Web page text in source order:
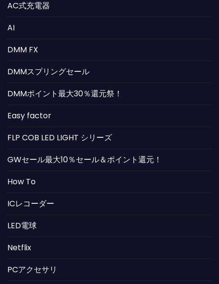
AC式充電器
AI
DMM FX
DMMスプリングセール
DMMポイント最大30％還元祭！
Easy factor
FLP COB LED LIGHT シリーズ
GWセール最大10％セール＆ポイント還元！
How To
ICレコーダー
LED電球
Netflix
PCアクセサリ